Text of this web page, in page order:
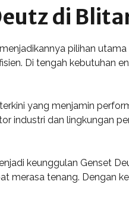
di
pilihan
Di tengah kebutuhan
yang menjamin
industri dan lingkungan
keunggulan Genset
merasa tenang. Dengan